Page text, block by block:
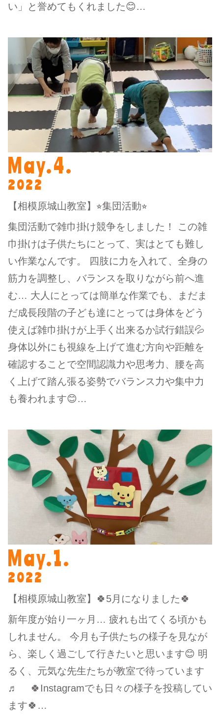
い」と誉めてもくれました😊…
May.4.
2022
【相模原城山教室】⭐︎集団活動⭐︎
集団活動で雑巾掛け競争をしました！ この雑
巾掛けは子供たちにとって、実はとても難し
い作業なんです。 四肢に力を入れて、全身の
筋力を調整し、バランスを取りながら前へ進
む… 大人にとっては簡単な作業でも、まだま
だ成長段階の子ども達にとっては身体をどう
使えば雑巾掛けが上手く出来るか試行錯誤💦
身体以外にも視線を上げて進む方向や距離を
確認することで空間認識力や思考力、腰を高
く上げて踏ん張る姿勢でバランス力や集中力
も養われます😊…
May.1.
2022
【相模原城山教室】🍀5月になりました🍀
新年度が始り一ヶ月… 疲れも出てくる頃かも
しれません。 今月も子供たちの様子を見なが
ら、楽しく過ごして行きたいと思います😊 明
るく、元気な先生たちが教室で待っています
♬ 🍀Instagramでも日々の様子を投稿してい
ます🍀…